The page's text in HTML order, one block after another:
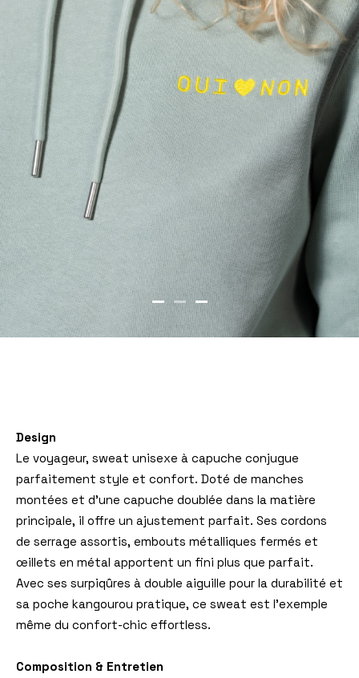
Design
Le voyageur, sweat unisexe à capuche conjugue
parfaitement style et confort. Doté de manches
montées et d’une capuche doublée dans la matière
principale, il offre un ajustement parfait. Ses cordons
de serrage assortis, embouts métalliques fermés et
œillets en métal apportent un fini plus que parfait.
Avec ses surpiqûres à double aiguille pour la durabilité et
sa poche kangourou pratique, ce sweat est l’exemple
même du confort-chic effortless.
Composition & Entretien